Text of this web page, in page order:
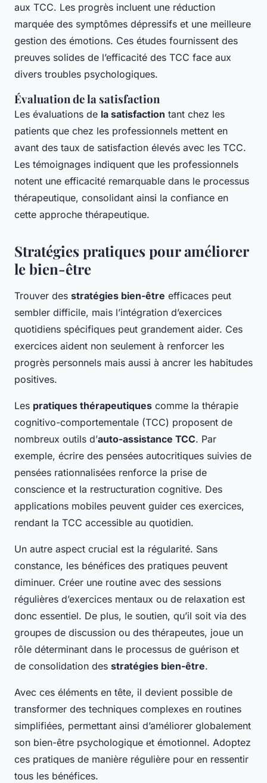
aux TCC. Les progrès incluent une réduction
marquée des symptômes dépressifs et une meilleure
gestion des émotions. Ces études fournissent des
preuves solides de l’efficacité des TCC face aux
divers troubles psychologiques.
Évaluation de la satisfaction
Les évaluations de la satisfaction tant chez les
patients que chez les professionnels mettent en
avant des taux de satisfaction élevés avec les TCC.
Les témoignages indiquent que les professionnels
notent une efficacité remarquable dans le processus
thérapeutique, consolidant ainsi la confiance en
cette approche thérapeutique.
Stratégies pratiques pour améliorer
le bien-être
Trouver des stratégies bien-être efficaces peut
sembler difficile, mais l’intégration d’exercices
quotidiens spécifiques peut grandement aider. Ces
exercices aident non seulement à renforcer les
progrès personnels mais aussi à ancrer les habitudes
positives.
Les pratiques thérapeutiques comme la thérapie
cognitivo-comportementale (TCC) proposent de
nombreux outils d’auto-assistance TCC. Par
exemple, écrire des pensées autocritiques suivies de
pensées rationnalisées renforce la prise de
conscience et la restructuration cognitive. Des
applications mobiles peuvent guider ces exercices,
rendant la TCC accessible au quotidien.
Un autre aspect crucial est la régularité. Sans
constance, les bénéfices des pratiques peuvent
diminuer. Créer une routine avec des sessions
régulières d’exercices mentaux ou de relaxation est
donc essentiel. De plus, le soutien, qu’il soit via des
groupes de discussion ou des thérapeutes, joue un
rôle déterminant dans le processus de guérison et
de consolidation des stratégies bien-être.
Avec ces éléments en tête, il devient possible de
transformer des techniques complexes en routines
simplifiées, permettant ainsi d’améliorer globalement
son bien-être psychologique et émotionnel. Adoptez
ces pratiques de manière régulière pour en ressentir
tous les bénéfices.